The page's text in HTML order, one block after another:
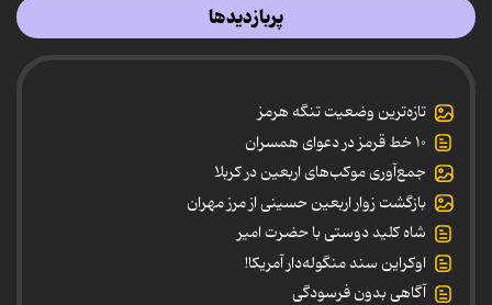
پربازدیدها
تازه‌ترین وضعیت تنگه هرمز
۱۰ خط قرمز در دعوای همسران
جمع‌آوری موکب‌های اربعین در کربلا
بازگشت زوار اربعین حسینی از مرز مهران
شاه کلید دوستی با حضرت امیر
اوکراین سند منگوله‌دار آمریکا!
آگاهی بدون فرسودگی